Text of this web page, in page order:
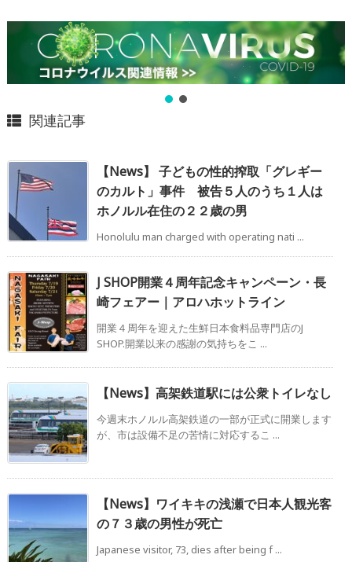
関連記事
【News】 子どもの性的搾取「グレギー
のカルト」事件 被告５人のうち１人は
ホノルル在住の２２歳の男
Honolulu man charged with operating nati ...
J SHOP開業４周年記念キャンペーン・長
崎フェアー｜アロハホットライン
開業４周年を迎えた生鮮日本食料品専門店のJ
SHOP.開業以来の感謝の気持ちをこ ...
【News】高架鉄道駅には公衆トイレなし
今週末ホノルル高架鉄道の一部が正式に開業します
が、市は設備不足の苦情に対応するこ ...
【News】ワイキキの浅瀬で日本人観光客
の７３歳の男性が死亡
Japanese visitor, 73, dies after being f ...